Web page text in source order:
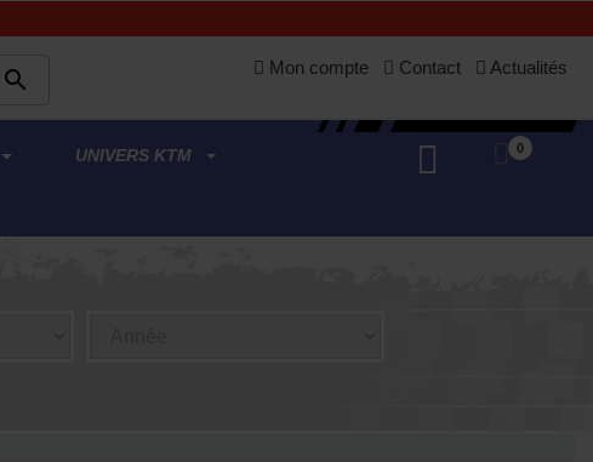
 Mon compte Contact Actualités
UNIVERS KTM 0
APERÇU RAPIDE